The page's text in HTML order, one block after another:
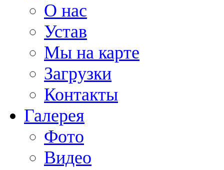
О нас
Устав
Мы на карте
Загрузки
Контакты
Галерея
Фото
Видео